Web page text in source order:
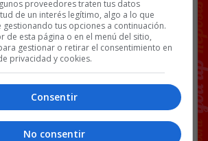
proveedores traten tus datos
de un interés legítimo, algo a lo que
tus opciones a continuación.
de esta página o en el menú del sitio,
gestionar o retirar el consentimiento en
privacidad y cookies.
Consentir
No consentir